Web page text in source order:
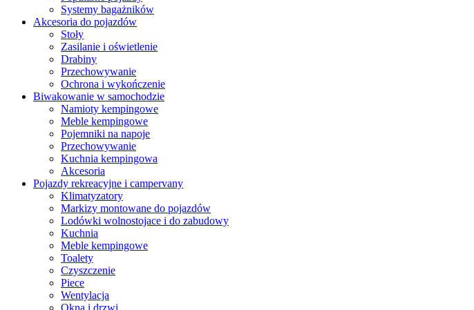
Systemy bagażników
Akcesoria do pojazdów
Stoły
Zasilanie i oświetlenie
Drabiny
Przechowywanie
Ochrona i wykończenie
Biwakowanie w samochodzie
Namioty kempingowe
Meble kempingowe
Pojemniki na napoje
Przechowywanie
Kuchnia kempingowa
Akcesoria
Pojazdy rekreacyjne i campervany
Klimatyzatory
Markizy montowane do pojazdów
Lodówki wolnostojace i do zabudowy
Kuchnia
Meble kempingowe
Toalety
Czyszczenie
Piece
Wentylacja
Okna i drzwi